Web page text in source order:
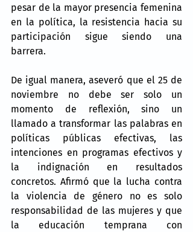
pesar de la mayor presencia femenina
en la política, la resistencia hacia su
participación sigue siendo una
barrera.
De igual manera, aseveró que el 25 de
noviembre no debe ser solo un
momento de reflexión, sino un
llamado a transformar las palabras en
políticas públicas efectivas, las
intenciones en programas efectivos y
la indignación en resultados
concretos. Afirmó que la lucha contra
la violencia de género no es solo
responsabilidad de las mujeres y que
la educación temprana con